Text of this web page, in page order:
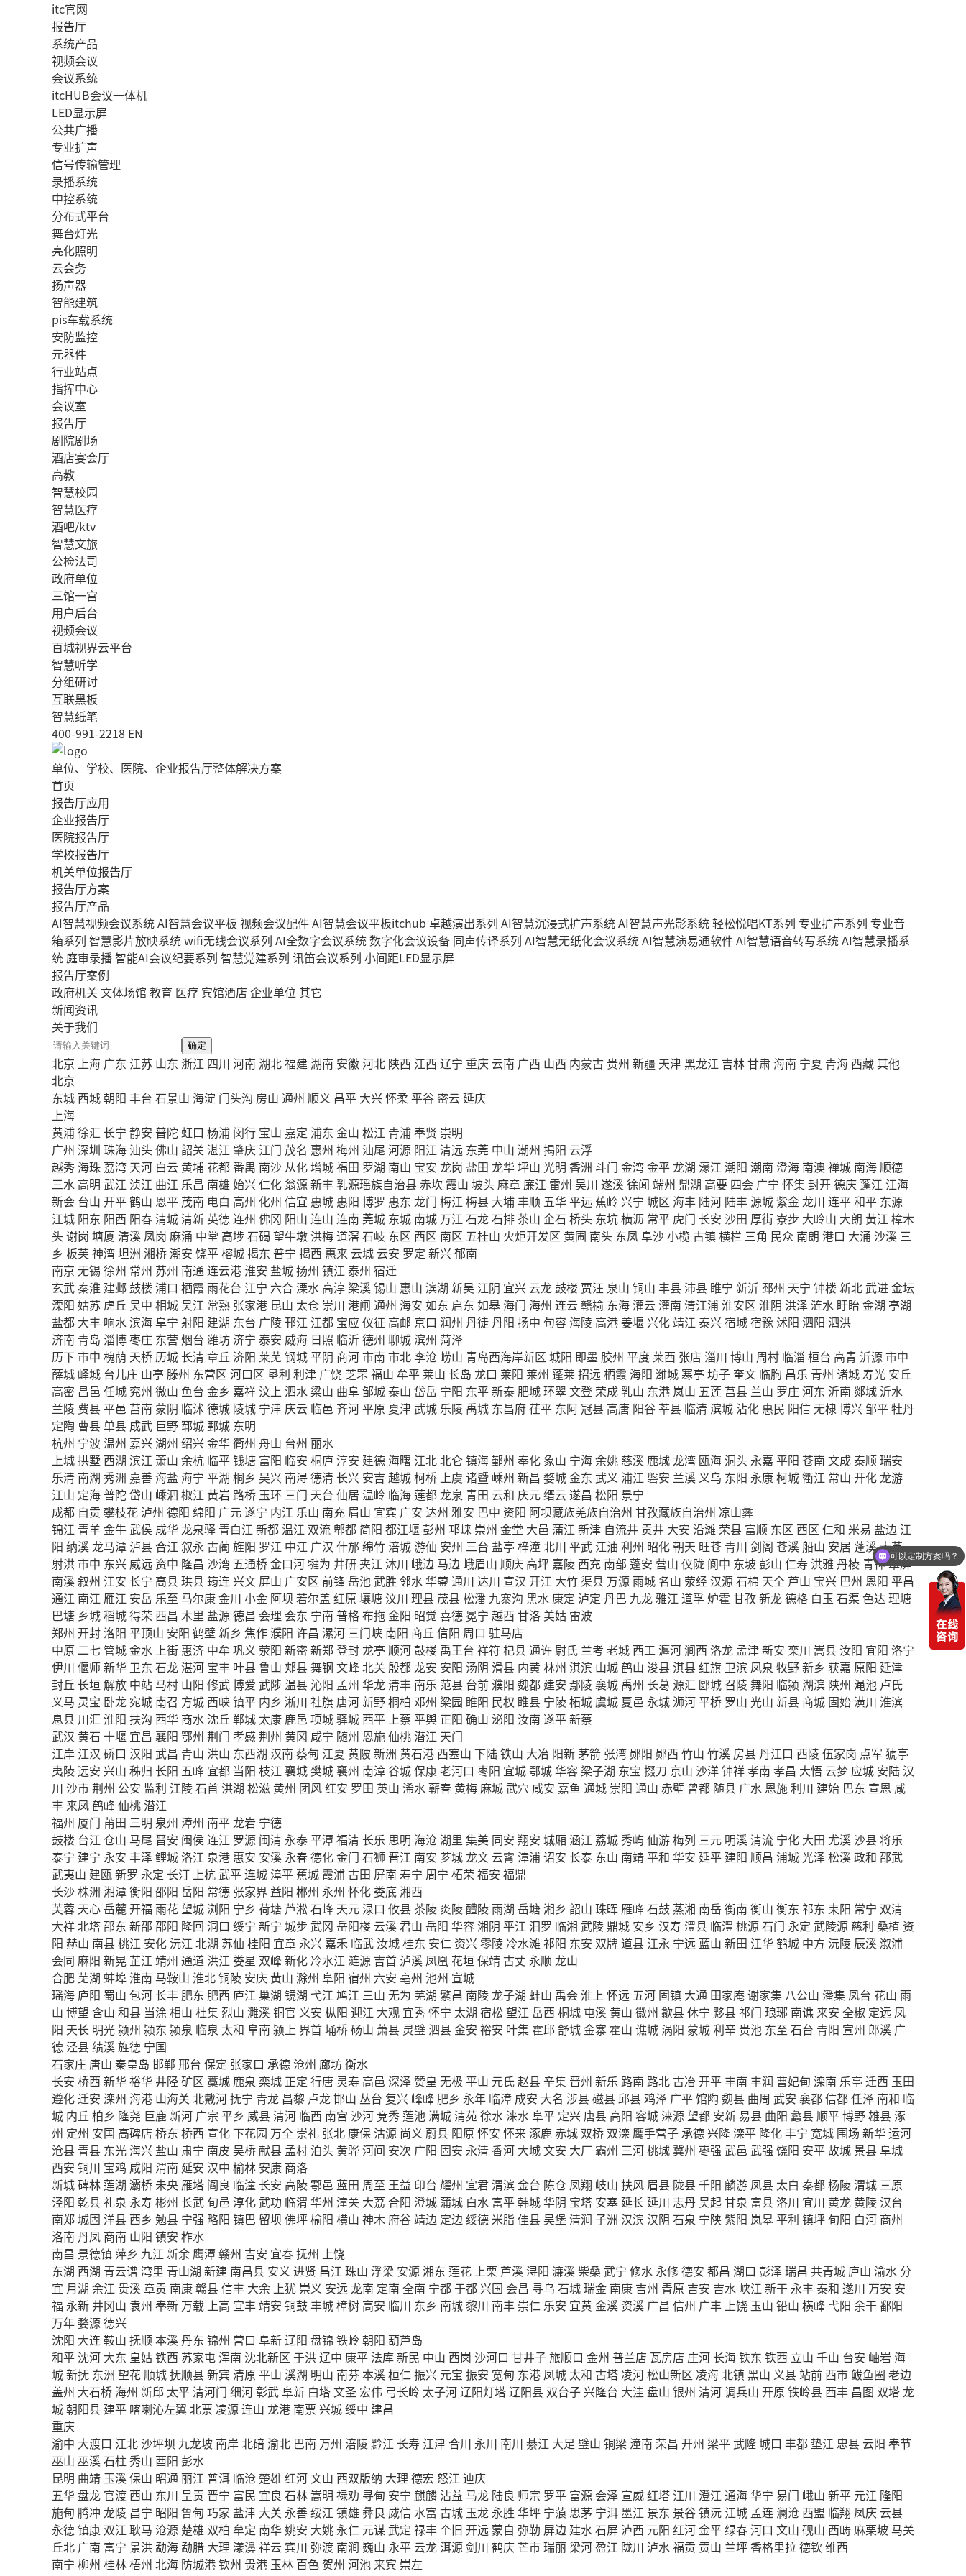
itc官网
报告厅
系统产品
视频会议
会议系统
itcHUB会议一体机
LED显示屏
公共广播
专业扩声
信号传输管理
录播系统
中控系统
分布式平台
舞台灯光
亮化照明
云会务
扬声器
智能建筑
pis车载系统
安防监控
元器件
行业站点
指挥中心
会议室
报告厅
剧院剧场
酒店宴会厅
高教
智慧校园
智慧医疗
酒吧/ktv
智慧文旅
公检法司
政府单位
三馆一宫
用户后台
视频会议
百城视界云平台
智慧听学
分组研讨
互联黑板
智慧纸笔
400-991-2218 EN
单位、学校、医院、企业报告厅整体解决方案
首页
报告厅应用
企业报告厅
医院报告厅
学校报告厅
机关单位报告厅
报告厅方案
报告厅产品
AI智慧视频会议系统AI智慧会议平板 视频会议配件AI智慧会议平板itchub 卓越演出系列 AI智慧沉浸式扩声系统AI智慧声光影系统轻松悦唱KT系列 专业扩声系列 专业音
箱系列 智慧影片放映系统wifi无线会议系列 AI全数字会议系统数字化会议设备 同声传译系列 AI智慧无纸化会议系统AI智慧演易通软件AI智慧语音转写系统AI智慧录播系
统 庭审录播智能AI会议纪要系列 智慧党建系列 讯笛会议系列 小间距LED显示屏
报告厅案例
政府机关 文体场馆 教育 医疗 宾馆酒店 企业单位 其它
新闻资讯
关于我们
确定
北京 上海 广东 江苏 山东 浙江 四川 河南 湖北福建湖南 安徽河北 陕西 江西 辽宁 重庆 云南 广西 山西 内蒙古 贵州 新疆 天津黑龙江 吉林甘肃 海南 宁夏 青海 西藏其他
北京
东城 西城朝阳 丰台 石景山 海淀 门头沟 房山 通州 顺义 昌平 大兴怀柔平谷 密云延庆
上海
黄浦徐汇 长宁 静安 普陀 虹口 杨浦 闵行 宝山 嘉定 浦东 金山 松江 青浦奉贤 崇明
广州 深圳 珠海 汕头佛山 韶关 湛江 肇庆 江门 茂名 惠州 梅州 汕尾 河源 阳江 清远 东莞 中山 潮州 揭阳 云浮
越秀 海珠 荔湾 天河 白云黄埔 花都番禺 南沙 从化增城福田 罗湖 南山 宝安 龙岗 盐田 龙华坪山 光明 香洲 斗门 金湾金平龙湖 濠江 潮阳 潮南 澄海 南澳禅城 南海 顺德
三水 高明 武江 浈江 曲江 乐昌 南雄 始兴仁化 翁源新丰乳源瑶族自治县赤坎 霞山 坡头麻章 廉江 雷州 吴川 遂溪徐闻 端州 鼎湖 高要 四会 广宁 怀集封开德庆 蓬江 江海
新会 台山 开平鹤山 恩平 茂南 电白 高州 化州 信宜 惠城 惠阳 博罗 惠东 龙门 梅江 梅县 大埔丰顺 五华平远 蕉岭 兴宁 城区 海丰 陆河 陆丰源城紫金龙川 连平和平 东源
江城 阳东 阳西 阳春清城清新 英德连州 佛冈 阳山 连山 连南 莞城 东城 南城 万江 石龙石排茶山 企石 桥头 东坑横沥 常平 虎门 长安 沙田 厚街寮步 大岭山 大朗 黄江 樟木
头谢岗 塘厦 清溪 凤岗 麻涌 中堂 高埗石碣 望牛墩 洪梅道滘 石岐 东区 西区 南区 五桂山 火炬开发区 黄圃 南头 东凤阜沙小榄 古镇横栏 三角 民众 南朗 港口 大涌 沙溪 三
乡 板芙 神湾坦洲 湘桥潮安 饶平榕城揭东 普宁 揭西 惠来 云城 云安 罗定 新兴郁南
南京 无锡 徐州 常州 苏州 南通连云港淮安 盐城扬州 镇江 泰州 宿迁
玄武秦淮 建邺鼓楼 浦口 栖霞 雨花台 江宁 六合 溧水 高淳 梁溪锡山 惠山 滨湖 新吴 江阴 宜兴 云龙鼓楼 贾汪 泉山 铜山 丰县 沛县 睢宁 新沂邳州 天宁 钟楼 新北武进金坛
溧阳 姑苏 虎丘 吴中 相城吴江 常熟 张家港 昆山 太仓 崇川 港闸 通州 海安 如东 启东 如皋 海门 海州 连云赣榆 东海灌云灌南 清江浦淮安区 淮阴 洪泽 涟水 盱眙金湖 亭湖
盐都 大丰 响水滨海阜宁 射阳 建湖 东台 广陵邗江 江都 宝应 仪征 高邮 京口 润州 丹徒丹阳 扬中 句容 海陵 高港姜堰兴化靖江 泰兴宿城宿豫 沭阳 泗阳 泗洪
济南 青岛 淄博枣庄 东营 烟台 潍坊济宁 泰安 威海 日照 临沂德州 聊城滨州 菏泽
历下市中 槐荫 天桥 历城 长清章丘 济阳 莱芜钢城平阴 商河市南 市北李沧 崂山 青岛西海岸新区 城阳 即墨 胶州 平度 莱西 张店 淄川 博山 周村 临淄 桓台 高青 沂源市中
薛城 峄城 台儿庄 山亭 滕州 东营区 河口区 垦利 利津 广饶 芝罘福山 牟平 莱山 长岛 龙口 莱阳 莱州 蓬莱招远 栖霞 海阳 潍城 寒亭 坊子奎文 临朐 昌乐 青州 诸城寿光 安丘
高密 昌邑 任城 兖州 微山 鱼台 金乡 嘉祥 汶上 泗水 梁山 曲阜邹城泰山 岱岳 宁阳 东平新泰 肥城环翠文登 荣成乳山 东港 岚山 五莲 莒县 兰山 罗庄河东 沂南 郯城 沂水
兰陵 费县平邑 莒南 蒙阴 临沭德城 陵城 宁津 庆云 临邑 齐河平原 夏津武城 乐陵 禹城 东昌府茌平 东阿冠县 高唐 阳谷莘县 临清滨城 沾化 惠民 阳信无棣博兴邹平牡丹
定陶 曹县单县 成武 巨野 郓城 鄄城 东明
杭州 宁波 温州 嘉兴湖州 绍兴金华衢州 舟山 台州 丽水
上城拱墅 西湖 滨江 萧山 余杭 临平钱塘 富阳 临安 桐庐 淳安 建德 海曙 江北北仑镇海鄞州 奉化 象山 宁海余姚 慈溪 鹿城龙湾 瓯海洞头 永嘉 平阳 苍南 文成泰顺瑞安
乐清 南湖 秀洲 嘉善 海盐 海宁 平湖 桐乡 吴兴 南浔德清 长兴 安吉 越城柯桥 上虞 诸暨 嵊州 新昌 婺城金东 武义 浦江 磐安 兰溪 义乌 东阳 永康柯城衢江 常山 开化龙游
江山 定海普陀 岱山 嵊泗 椒江 黄岩 路桥 玉环 三门 天台 仙居 温岭 临海莲都龙泉 青田 云和 庆元缙云遂昌 松阳 景宁
成都 自贡 攀枝花 泸州 德阳 绵阳 广元遂宁 内江 乐山 南充 眉山 宜宾 广安 达州 雅安 巴中 资阳 阿坝藏族羌族自治州 甘孜藏族自治州 凉山彝
锦江 青羊金牛武侯 成华龙泉驿 青白江 新都 温江 双流郫都 简阳 都江堰彭州 邛崃 崇州 金堂 大邑 蒲江 新津 自流井 贡井 大安 沿滩 荣县 富顺 东区 西区 仁和 米易 盐边 江
阳 纳溪龙马潭 泸县合江 叙永古蔺旌阳 罗江 中江 广汉 什邡 绵竹 涪城游仙 安州 三台 盐亭 梓潼北川 平武 江油 利州 昭化朝天 旺苍 青川 剑阁 苍溪船山 安居 蓬溪大英
射洪市中 东兴 威远 资中 隆昌 沙湾 五通桥金口河犍为 井研 夹江 沐川 峨边 马边 峨眉山 顺庆 高坪 嘉陵 西充 南部 蓬安 营山 仪陇 阆中 东坡彭山 仁寿 洪雅丹棱 青神翠屏
南溪叙州 江安 长宁 高县珙县筠连兴文 屏山 广安区 前锋岳池武胜 邻水华蓥 通川 达川 宣汉 开江 大竹 渠县 万源雨城 名山 荥经汉源石棉 天全 芦山 宝兴 巴州 恩阳 平昌
通江 南江 雁江 安岳 乐至 马尔康金川 小金 阿坝 若尔盖 红原 壤塘 汶川 理县 茂县松潘 九寨沟 黑水 康定 泸定 丹巴 九龙雅江 道孚炉霍 甘孜新龙德格 白玉 石渠色达 理塘
巴塘 乡城稻城得荣 西昌 木里 盐源德昌 会理 会东 宁南 普格布拖金阳 昭觉 喜德 冕宁 越西 甘洛 美姑 雷波
郑州 开封洛阳 平顶山 安阳 鹤壁新乡 焦作濮阳 许昌 漯河 三门峡 南阳 商丘 信阳 周口 驻马店
中原 二七 管城金水 上街 惠济 中牟巩义 荥阳 新密 新郑登封龙亭 顺河鼓楼 禹王台 祥符 杞县通许 尉氏 兰考 老城 西工瀍河涧西 洛龙 孟津新安 栾川 嵩县 汝阳 宜阳 洛宁
伊川 偃师新华 卫东 石龙湛河 宝丰 叶县鲁山 郏县舞钢 文峰 北关 殷都龙安 安阳 汤阴 滑县 内黄林州 淇滨 山城鹤山 浚县淇县红旗 卫滨 凤泉 牧野新乡 获嘉 原阳 延津
封丘 长垣解放 中站 马村 山阳 修武博爱 武陟 温县沁阳 孟州 华龙清丰 南乐 范县 台前濮阳 魏都 建安 鄢陵襄城 禹州 长葛 源汇 郾城召陵舞阳 临颍 湖滨 陕州 渑池 卢氏
义马 灵宝 卧龙宛城 南召 方城 西峡镇平 内乡 淅川 社旗 唐河新野桐柏 邓州 梁园 睢阳 民权 睢县 宁陵柘城 虞城 夏邑 永城浉河平桥 罗山 光山 新县 商城 固始潢川 淮滨
息县 川汇 淮阳 扶沟 西华 商水 沈丘 郸城 太康 鹿邑 项城驿城 西平 上蔡 平舆 正阳 确山 泌阳 汝南 遂平新蔡
武汉 黄石 十堰 宜昌 襄阳 鄂州 荆门 孝感荆州 黄冈 咸宁 随州 恩施仙桃潜江 天门
江岸 江汉 硚口 汉阳 武昌 青山 洪山 东西湖 汉南 蔡甸 江夏 黄陂 新洲 黄石港 西塞山 下陆铁山 大冶 阳新茅箭 张湾 郧阳 郧西 竹山 竹溪 房县丹江口 西陵伍家岗 点军 猇亭
夷陵远安 兴山 秭归 长阳 五峰 宜都 当阳 枝江 襄城樊城襄州 南漳谷城保康老河口 枣阳 宜城鄂城华容 梁子湖 东宝 掇刀 京山 沙洋钟祥孝南 孝昌 大悟 云梦 应城 安陆汉
川 沙市荆州 公安 监利 江陵石首 洪湖 松滋黄州 团风红安 罗田 英山 浠水蕲春黄梅麻城武穴 咸安 嘉鱼 通城 崇阳 通山 赤壁 曾都 随县 广水 恩施利川 建始 巴东 宣恩 咸
丰 来凤鹤峰 仙桃潜江
福州 厦门 莆田 三明 泉州 漳州 南平龙岩 宁德
鼓楼 台江 仓山 马尾 晋安 闽侯连江 罗源 闽清 永泰平潭福清 长乐 思明 海沧 湖里 集美 同安 翔安 城厢 涵江 荔城秀屿仙游梅列 三元 明溪清流 宁化 大田 尤溪沙县将乐
泰宁 建宁 永安 丰泽鲤城洛江 泉港 惠安 安溪 永春德化金门 石狮 晋江 南安 芗城龙文 云霄 漳浦诏安 长泰 东山 南靖平和 华安 延平 建阳 顺昌 浦城光泽松溪政和 邵武
武夷山 建瓯新罗 永定 长汀 上杭武平连城 漳平 蕉城 霞浦古田 屏南 寿宁 周宁 柘荣 福安 福鼎
长沙株洲 湘潭衡阳 邵阳 岳阳 常德 张家界 益阳 郴州 永州 怀化 娄底湘西
芙蓉 天心岳麓开福 雨花望城 浏阳 宁乡 荷塘 芦淞石峰 天元 渌口 攸县茶陵 炎陵醴陵雨湖 岳塘湘乡 韶山 珠晖 雁峰 石鼓 蒸湘 南岳衡南 衡山 衡东 祁东 耒阳 常宁 双清
大祥北塔邵东 新邵邵阳 隆回 洞口 绥宁 新宁 城步 武冈 岳阳楼 云溪君山 岳阳 华容湘阴 平江 汨罗 临湘 武陵鼎城 安乡 汉寿 澧县 临澧桃源石门 永定 武陵源 慈利 桑植 资
阳 赫山 南县桃江 安化沅江 北湖 苏仙 桂阳 宜章 永兴 嘉禾 临武 汝城桂东 安仁 资兴零陵 冷水滩 祁阳 东安 双牌道县 江永 宁远 蓝山 新田 江华鹤城 中方 沅陵 辰溪 溆浦
会同 麻阳 新晃 芷江 靖州 通道 洪江 娄星 双峰 新化 冷水江 涟源 吉首 泸溪 凤凰 花垣保靖古丈 永顺龙山
合肥 芜湖 蚌埠淮南 马鞍山 淮北铜陵 安庆黄山 滁州 阜阳 宿州 六安 亳州 池州 宣城
瑶海 庐阳 蜀山 包河 长丰 肥东 肥西 庐江 巢湖 镜湖 弋江 鸠江 三山 无为 芜湖 繁昌 南陵龙子湖 蚌山 禹会淮上 怀远 五河 固镇 大通 田家庵谢家集 八公山 潘集 凤台 花山 雨
山 博望 含山 和县 当涂相山 杜集 烈山 濉溪铜官 义安 枞阳 迎江 大观 宜秀怀宁 太湖 宿松 望江 岳西 桐城 屯溪黄山 徽州 歙县休宁 黟县祁门 琅琊 南谯 来安 全椒 定远 凤
阳 天长 明光颍州 颍东 颍泉 临泉 太和 阜南 颍上 界首埇桥砀山 萧县 灵璧泗县金安 裕安 叶集 霍邱舒城金寨 霍山 谯城 涡阳 蒙城利辛 贵池 东至 石台 青阳 宣州 郎溪 广
德 泾县绩溪旌德 宁国
石家庄 唐山 秦皇岛 邯郸 邢台 保定 张家口 承德 沧州 廊坊衡水
长安 桥西 新华裕华 井陉矿区 藁城 鹿泉 栾城 正定 行唐 灵寿 高邑 深泽 赞皇 无极 平山 元氏赵县辛集 晋州 新乐 路南 路北古冶 开平丰南 丰润 曹妃甸 滦南 乐亭 迁西 玉田
遵化迁安 滦州 海港 山海关 北戴河抚宁 青龙 昌黎 卢龙邯山 丛台 复兴 峰峰 肥乡 永年 临漳 成安 大名 涉县磁县邱县鸡泽 广平馆陶 魏县 曲周 武安 襄都信都任泽 南和 临
城 内丘 柏乡 隆尧 巨鹿新河 广宗 平乡 威县清河 临西 南宫 沙河竞秀莲池 满城清苑徐水 涞水阜平 定兴 唐县 高阳 容城 涞源望都 安新易县 曲阳 蠡县 顺平博野雄县涿
州 定州 安国 高碑店 桥东 桥西 宣化下花园 万全 崇礼 张北 康保 沽源 尚义 蔚县 阳原 怀安 怀来涿鹿赤城 双桥 双滦 鹰手营子承德兴隆 滦平 隆化丰宁 宽城 围场 新华运河
沧县 青县 东光 海兴 盐山 肃宁 南皮 吴桥献县 孟村 泊头黄骅河间 安次 广阳 固安 永清 香河 大城文安 大厂 霸州 三河桃城冀州 枣强 武邑 武强 饶阳 安平故城 景县阜城
西安 铜川 宝鸡 咸阳 渭南 延安 汉中 榆林 安康 商洛
新城碑林莲湖 灞桥未央 雁塔 阎良 临潼 长安 高陵鄠邑 蓝田 周至 王益 印台 耀州 宜君渭滨金台 陈仓 凤翔 岐山 扶风 眉县 陇县千阳 麟游 凤县 太白 秦都杨陵渭城 三原
泾阳 乾县礼泉 永寿彬州 长武旬邑 淳化武功 临渭 华州 潼关 大荔 合阳 澄城蒲城 白水 富平韩城华阴 宝塔 安塞延长 延川 志丹吴起甘泉 富县洛川 宜川 黄龙黄陵汉台
南郑城固 洋县 西乡 勉县 宁强 略阳 镇巴 留坝 佛坪榆阳 横山 神木 府谷靖边 定边绥德 米脂佳县吴堡 清涧 子洲 汉滨汉阴 石泉 宁陕紫阳 岚皋平利 镇坪旬阳 白河 商州
洛南 丹凤 商南 山阳 镇安 柞水
南昌 景德镇萍乡 九江 新余 鹰潭赣州 吉安 宜春抚州 上饶
东湖 西湖 青云谱湾里 青山湖 新建 南昌县 安义 进贤 昌江 珠山 浮梁 安源湘东 莲花 上栗 芦溪 浔阳 濂溪柴桑武宁 修水 永修德安 都昌 湖口 彭泽瑞昌 共青城 庐山 渝水 分
宜 月湖 余江 贵溪章贡 南康赣县信丰 大余 上犹 崇义 安远 龙南 定南 全南 宁都于都兴国 会昌 寻乌 石城瑞金 南康 吉州 青原 吉安 吉水 峡江 新干 永丰泰和 遂川 万安 安
福 永新 井冈山 袁州 奉新 万载 上高 宜丰靖安 铜鼓丰城樟树 高安 临川 东乡 南城黎川 南丰 崇仁 乐安 宜黄金溪 资溪 广昌 信州 广丰 上饶 玉山 铅山 横峰 弋阳 余干鄱阳
万年婺源德兴
沈阳 大连鞍山 抚顺本溪丹东 锦州 营口 阜新辽阳 盘锦 铁岭 朝阳 葫芦岛
和平 沈河 大东 皇姑铁西 苏家屯 浑南 沈北新区 于洪辽中 康平 法库新民 中山 西岗 沙河口 甘井子旅顺口 金州 普兰店 瓦房店 庄河 长海铁东 铁西 立山 千山 台安 岫岩 海
城新抚 东洲 望花 顺城抚顺县新宾 清原 平山 溪湖 明山 南芬 本溪桓仁振兴 元宝 振安 宽甸 东港 凤城 太和 古塔 凌河松山新区 凌海北镇黑山 义县 站前 西市 鲅鱼圈 老边
盖州 大石桥 海州 新邱 太平清河门 细河彰武阜新 白塔文圣宏伟 弓长岭 太子河辽阳灯塔辽阳县 双台子兴隆台 大洼 盘山 银州 清河调兵山 开原 铁岭县 西丰 昌图 双塔龙
城朝阳县 建平 喀喇沁左翼北票 凌源连山 龙港 南票兴城绥中 建昌
重庆
渝中 大渡口 江北沙坪坝 九龙坡 南岸北碚渝北 巴南 万州 涪陵黔江 长寿 江津合川 永川 南川 綦江 大足 璧山 铜梁潼南 荣昌 开州 梁平武隆城口 丰都 垫江 忠县 云阳 奉节
巫山 巫溪石柱 秀山 酉阳 彭水
昆明 曲靖 玉溪保山 昭通丽江 普洱 临沧 楚雄 红河文山 西双版纳 大理 德宏 怒江 迪庆
五华盘龙 官渡 西山 东川 呈贡 晋宁 富民 宜良 石林嵩明 禄劝 寻甸 安宁 麒麟 沾益 马龙 陆良 师宗 罗平 富源 会泽 宣威红塔 江川 澄江 通海华宁 易门 峨山 新平 元江 隆阳
施甸 腾冲 龙陵 昌宁 昭阳 鲁甸 巧家 盐津 大关 永善绥江 镇雄 彝良 威信水富 古城 玉龙 永胜 华坪 宁蒗 思茅 宁洱 墨江 景东 景谷镇沅 江城 孟连 澜沧 西盟 临翔 凤庆 云县
永德镇康 双江 耿马 沧源 楚雄 双柏 牟定 南华姚安 大姚 永仁 元谋武定 禄丰个旧 开远 蒙自 弥勒 屏边 建水石屏 泸西 元阳 红河金平绿春河口 文山 砚山 西畴麻栗坡 马关
丘北 广南 富宁 景洪 勐海 勐腊 大理 漾濞祥云 宾川 弥渡 南涧 巍山 永平 云龙 洱源剑川 鹤庆 芒市瑞丽 梁河盈江 陇川 泸水福贡 贡山 兰坪 香格里拉 德钦维西
南宁 柳州 桂林梧州 北海 防城港钦州 贵港 玉林 百色贺州 河池 来宾 崇左
可以定制方案吗？